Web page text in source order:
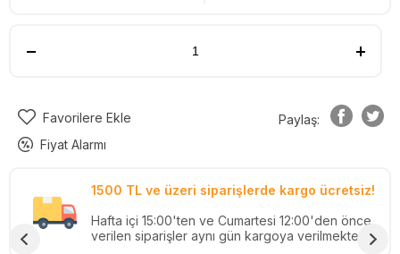
Favorilere Ekle
Fiyat Alarmı
Paylaş:
1500 TL ve üzeri siparişlerde kargo ücretsiz!
Hafta içi 15:00'ten ve Cumartesi 12:00'den önce
verilen siparişler aynı gün kargoya verilmektedir.